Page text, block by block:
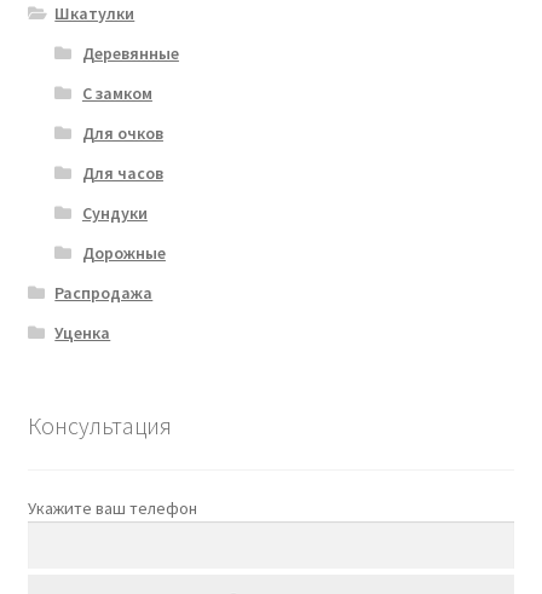
Шкатулки
Деревянные
С замком
Для очков
Для часов
Сундуки
Дорожные
Распродажа
Уценка
Консультация
Укажите ваш телефон